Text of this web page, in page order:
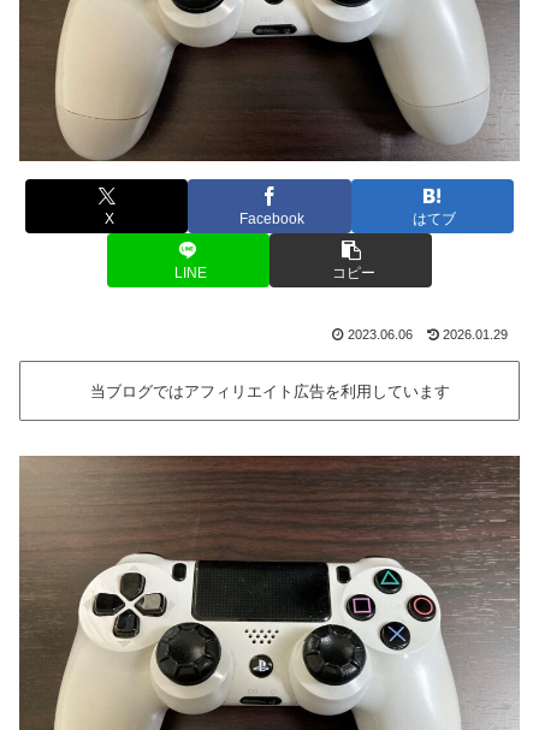
X Facebook はてブ
LINE コピー
2023.06.06 2026.01.29
当ブログではアフィリエイト広告を利用しています